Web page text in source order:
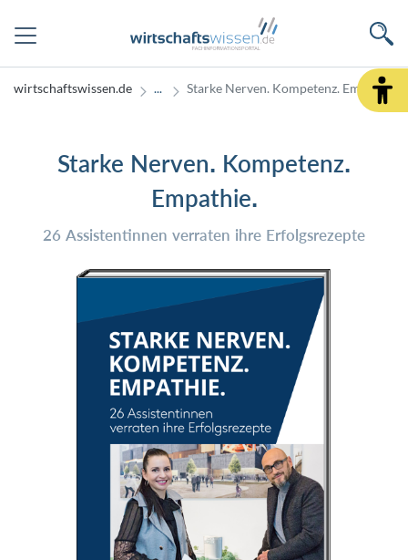
wirtschaftswissen.de Starke Nerven. Kompetenz. Empathie.
Starke Nerven. Kompetenz.
Empathie.
26 Assistentinnen verraten ihre Erfolgsrezepte